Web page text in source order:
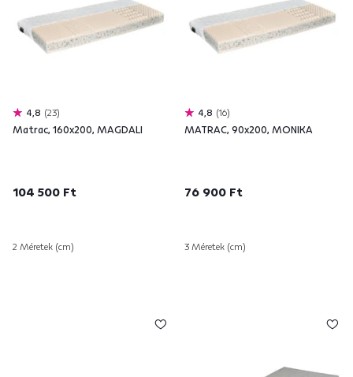
4,8 23
Matrac, 160x200, MAGDALI
104 500 Ft
2 Méretek (cm)
4,8 16
MATRAC, 90x200, MONIKA
76 900 Ft
3 Méretek (cm)